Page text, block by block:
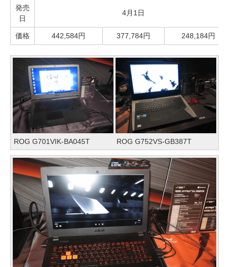
発売
日
4月1日
価格 442,584円 377,784円 248,184円
ROG G701VIK-BA045T ROG G752VS-GB387T